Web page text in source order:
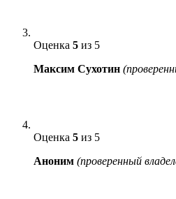
Оценка 5 из 5
Максим Сухотин
Оценка 5 из 5
Аноним (проверенный